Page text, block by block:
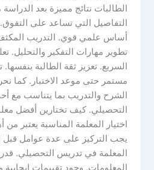
الطالبات نتائج مميزة بعد الدراسة
التفاصيل التي تساعد على
أساس علمي قوي. التدريب المكثف
تطوير مهارات التفكير والتحليل.
السريع. تعزيز ثقة الطالبة
مستمر حتى موعد الاختبار. كما
الشرح والتدريب بما يتناسب مع
التحصيلي. كيف تختارين أفضل
اختيار المعلمة المناسبة يعتبر
يجب التركيز على عدة عوامل قبل
المعلمة في تدريس التحصيلي.
المعلومات. وجود تقييمات إيجابية